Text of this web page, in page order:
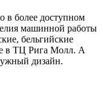
в более доступном
машинной работы
бельгийские
в ТЦ Рига Молл. А
дизайн.